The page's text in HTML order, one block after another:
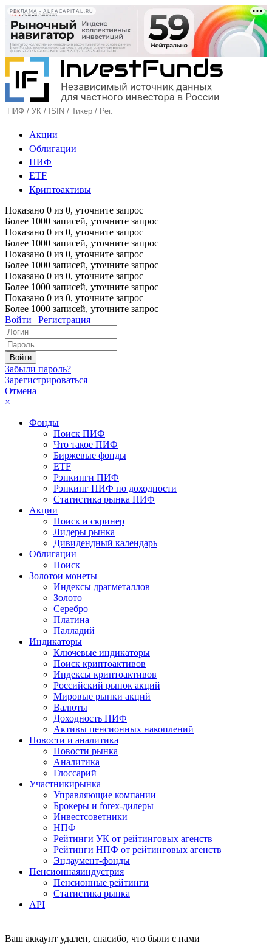
РЕКЛАМА • ALFACAPITAL.RU
Акции
Облигации
ПИФ
ETF
Криптоактивы
Показано 0 из 0, уточните запрос
Более 1000 записей, уточните запрос
Показано 0 из 0, уточните запрос
Более 1000 записей, уточните запрос
Показано 0 из 0, уточните запрос
Более 1000 записей, уточните запрос
Показано 0 из 0, уточните запрос
Более 1000 записей, уточните запрос
Показано 0 из 0, уточните запрос
Более 1000 записей, уточните запрос
Войти | Регистрация
Забыли пароль?
Зарегистрироваться
Отмена
×
Фонды
Поиск ПИФ
Что такое ПИФ
Биржевые фонды
ETF
Рэнкинги ПИФ
Рэнкинг ПИФ по доходности
Статистика рынка ПИФ
Акции
Поиск и скринер
Лидеры рынка
Дивидендный календарь
Облигации
Поиск
Золотои монеты
Индексы драгметаллов
Золото
Серебро
Платина
Палладий
Индикаторы
Ключевые индикаторы
Поиск криптоактивов
Индексы криптоактивов
Российский рынок акций
Мировые рынки акций
Валюты
Доходность ПИФ
Активы пенсионных накоплений
Новости и аналитика
Новости рынка
Аналитика
Глоссарий
Участникирынка
Управляющие компании
Брокеры и forex-дилеры
Инвестсоветники
НПФ
Рейтинги УК от рейтинговых агенств
Рейтинги НПФ от рейтинговых агенств
Эндаумент-фонды
Пенсионнаяиндустрия
Пенсионные рейтинги
Статистика рынка
API
Ваш аккаунт удален, спасибо, что были с нами